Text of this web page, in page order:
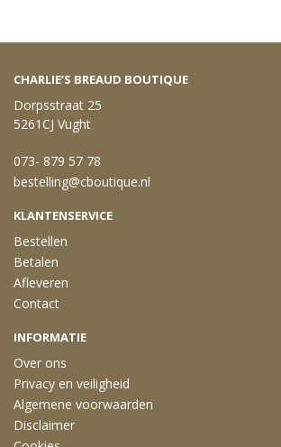
CHARLIE’S BREAUD BOUTIQUE
Dorpsstraat 25
5261CJ Vught
073- 879 57 78
bestelling@cboutique.nl
KLANTENSERVICE
Bestellen
Betalen
Afleveren
Contact
INFORMATIE
Over ons
Privacy en veiligheid
Algemene voorwaarden
Disclaimer